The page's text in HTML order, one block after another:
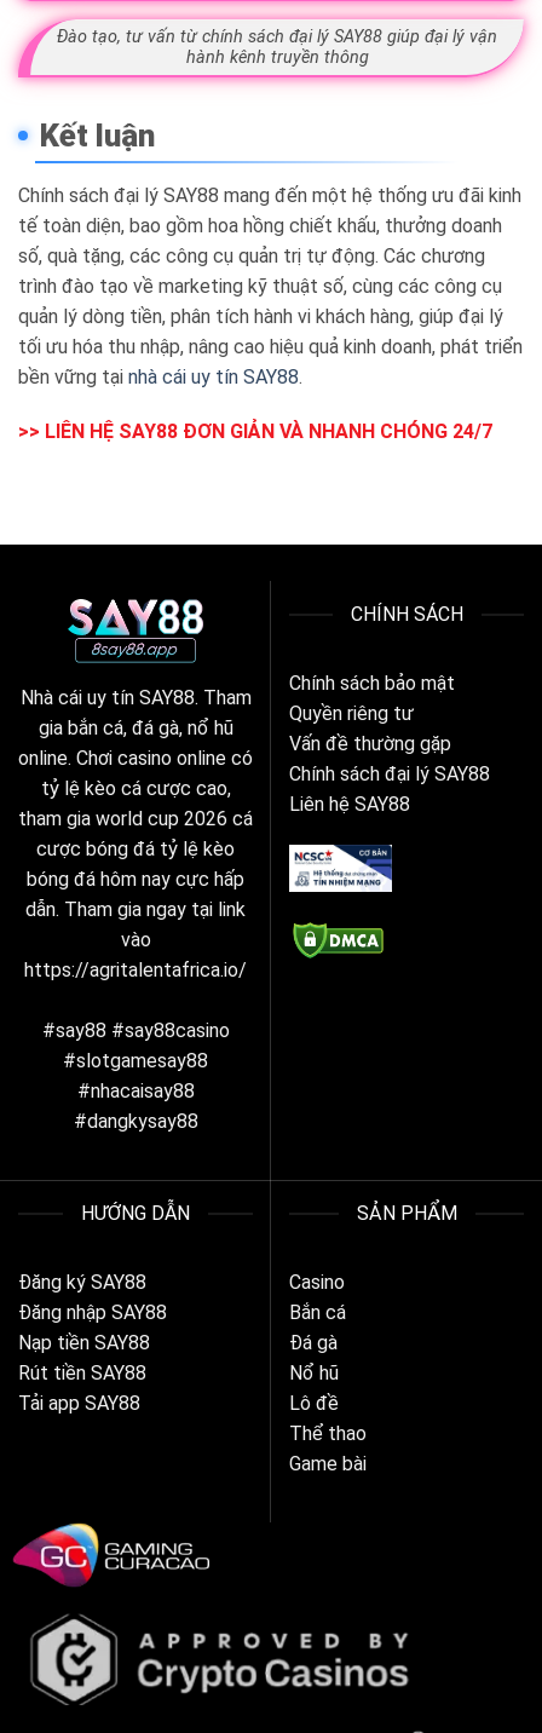
Đào tạo, tư vấn từ chính sách đại lý SAY88 giúp đại lý vận
hành kênh truyền thông
Kết luận
Chính sách đại lý SAY88 mang đến một hệ thống ưu đãi kinh
tế toàn diện, bao gồm hoa hồng chiết khấu, thưởng doanh
số, quà tặng, các công cụ quản trị tự động. Các chương
trình đào tạo về marketing kỹ thuật số, cùng các công cụ
quản lý dòng tiền, phân tích hành vi khách hàng, giúp đại lý
tối ưu hóa thu nhập, nâng cao hiệu quả kinh doanh, phát triển
bền vững tại nhà cái uy tín SAY88.
>> LIÊN HỆ SAY88 ĐƠN GIẢN VÀ NHANH CHÓNG 24/7
Nhà cái uy tín SAY88. Tham
gia bắn cá, đá gà, nổ hũ
online. Chơi casino online có
tỷ lệ kèo cá cược cao,
tham gia world cup 2026 cá
cược bóng đá tỷ lệ kèo
bóng đá hôm nay cực hấp
dẫn. Tham gia ngay tại link
vào
https://agritalentafrica.io/
#say88 #say88casino
#slotgamesay88
#nhacaisay88
#dangkysay88
CHÍNH SÁCH
Chính sách bảo mật
Quyền riêng tư
Vấn đề thường gặp
Chính sách đại lý SAY88
Liên hệ SAY88
HƯỚNG DẪN
Đăng ký SAY88
Đăng nhập SAY88
Nạp tiền SAY88
Rút tiền SAY88
Tải app SAY88
SẢN PHẨM
Casino
Bắn cá
Đá gà
Nổ hũ
Lô đề
Thể thao
Game bài